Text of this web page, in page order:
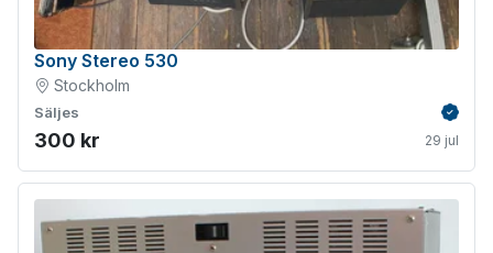
Sony Stereo 530
Stockholm
Säljes
300 kr 29 jul